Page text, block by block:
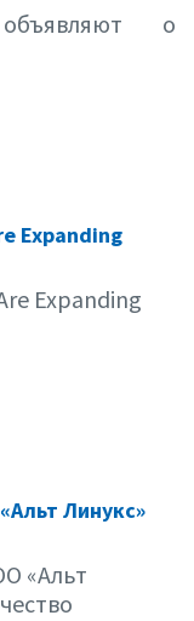
о
Expanding
Expanding
Линукс»
«Альт